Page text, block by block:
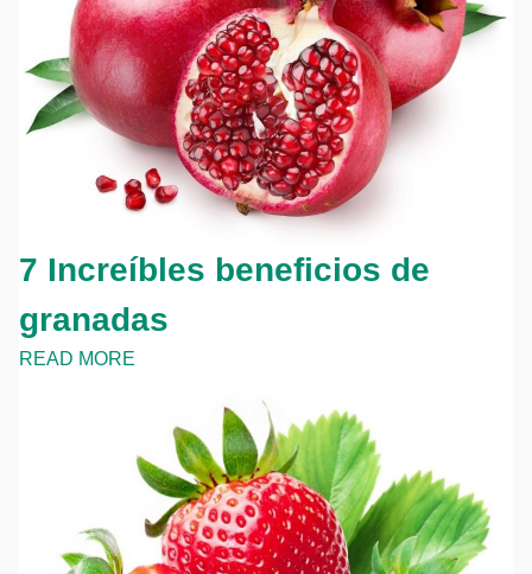
7 Increíbles beneficios de
granadas
READ MORE